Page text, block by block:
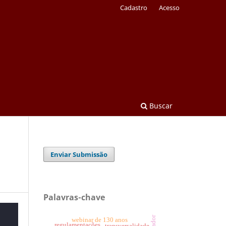
Buscar
Cadastro Acesso
Enviar Submissão
Palavras-chave
webinar de 130 anos